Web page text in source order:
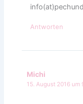
Antworten
Michi
15. August 2016 um